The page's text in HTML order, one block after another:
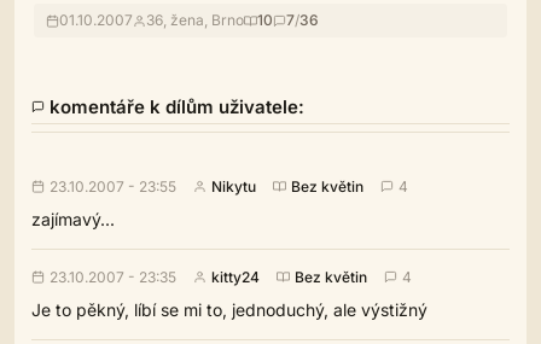
01.10.2007 36, žena, Brno 10 7/36
komentáře k dílům uživatele:
23.10.2007 - 23:55 Nikytu Bez květin 4
zajímavý...
23.10.2007 - 23:35 kitty24 Bez květin 4
Je to pěkný, líbí se mi to, jednoduchý, ale výstižný